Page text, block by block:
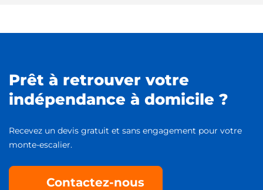
Prêt à retrouver votre
indépendance à domicile ?
Recevez un devis gratuit et sans engagement pour votre
monte-escalier.
Contactez-nous